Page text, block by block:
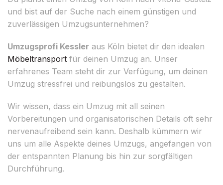
und bist auf der Suche nach einem günstigen und
zuverlässigen Umzugsunternehmen?
Umzugsprofi Kessler aus Köln bietet dir den idealen
Möbeltransport für deinen Umzug an. Unser
erfahrenes Team steht dir zur Verfügung, um deinen
Umzug stressfrei und reibungslos zu gestalten.
Wir wissen, dass ein Umzug mit all seinen
Vorbereitungen und organisatorischen Details oft sehr
nervenaufreibend sein kann. Deshalb kümmern wir
uns um alle Aspekte deines Umzugs, angefangen von
der entspannten Planung bis hin zur sorgfältigen
Durchführung.